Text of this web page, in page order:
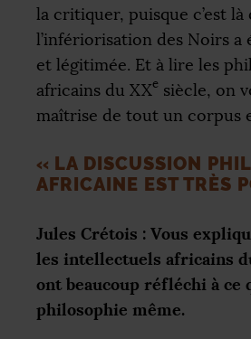
la critiquer, puisque c’est là
l’infériorisation des Noirs a
et légitimée. Et à lire les
africains du XXe siècle, on
maîtrise de tout un corpus
« LA DISCUSSION
AFRICAINE EST TRÈS
Jules Crétois : Vous
les intellectuels africains
ont beaucoup réfléchi à ce
philosophie même.